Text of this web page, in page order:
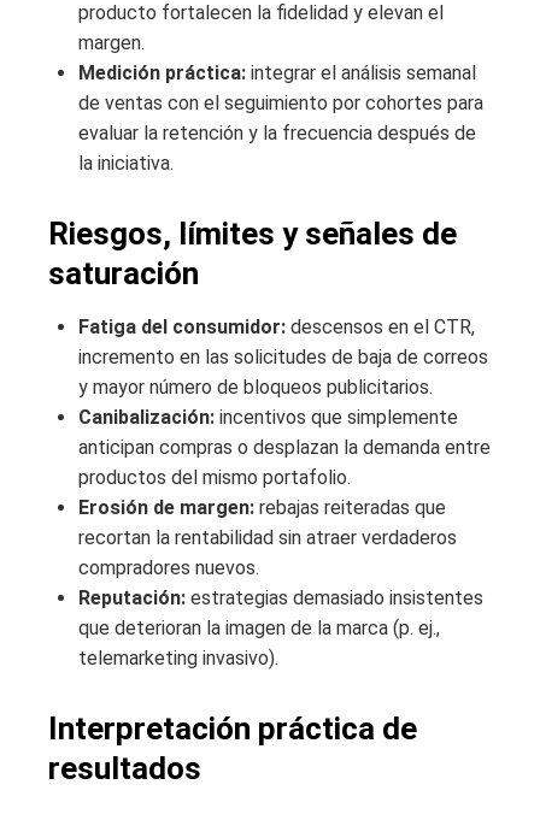
producto fortalecen la fidelidad y elevan el
margen.
Medición práctica: integrar el análisis semanal
de ventas con el seguimiento por cohortes para
evaluar la retención y la frecuencia después de
la iniciativa.
Riesgos, límites y señales de
saturación
Fatiga del consumidor: descensos en el CTR,
incremento en las solicitudes de baja de correos
y mayor número de bloqueos publicitarios.
Canibalización: incentivos que simplemente
anticipan compras o desplazan la demanda entre
productos del mismo portafolio.
Erosión de margen: rebajas reiteradas que
recortan la rentabilidad sin atraer verdaderos
compradores nuevos.
Reputación: estrategias demasiado insistentes
que deterioran la imagen de la marca (p. ej.,
telemarketing invasivo).
Interpretación práctica de
resultados